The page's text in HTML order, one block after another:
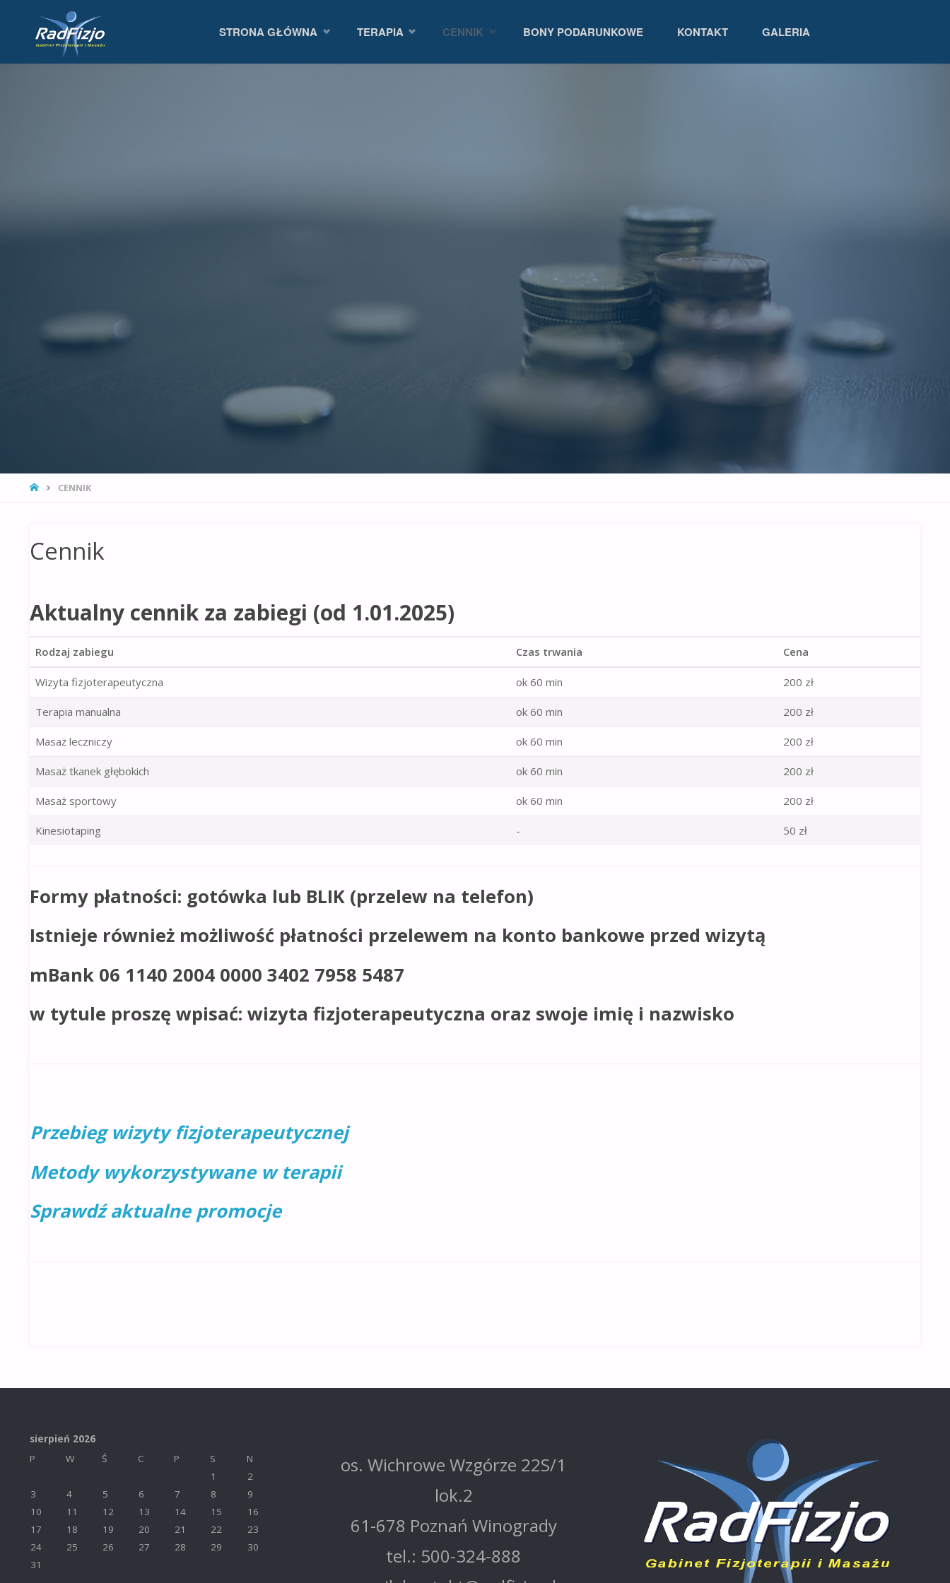
GABINET
STRONA GŁÓWNA TERAPIA CENNIK BONY PODARUNKOWE KONTAKT GALERIA
STRONA
CENNIK
Cennik
Aktualny cennik za zabiegi (od 1.01.2025)
Rodzaj zabiegu Czas trwania Cena
Wizyta fizjoterapeutyczna ok 60 min 200 zł
Terapia manualna ok 60 min 200 zł
Masaż leczniczy ok 60 min 200 zł
Masaż tkanek głębokich ok 60 min 200 zł
Masaż sportowy ok 60 min 200 zł
Kinesiotaping - 50 zł
Formy płatności: gotówka lub BLIK (przelew na telefon)
Istnieje również możliwość płatności przelewem na konto bankowe przed wizytą
mBank 06 1140 2004 0000 3402 7958 5487
w tytule proszę wpisać: wizyta fizjoterapeutyczna oraz swoje imię i nazwisko
Przebieg wizyty fizjoterapeutycznej
Metody wykorzystywane w terapii
Sprawdź aktualne promocje
sierpień 2026
P
W Ś C P S
N
1
2
3
4 5 6 7 8
9
10
11 12 13 14 15
16
17
18 19 20 21 22
23
24
25 26 27 28 29
30
31
os. Wichrowe Wzgórze 22S/1
lok.2
61-678 Poznań Winogrady
tel.: 500-324-888